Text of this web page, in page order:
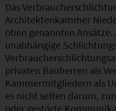
Das
Architektenkammer
oben genannten
unabhängige
privaten Bauherren als
Kammermitgliedern als
es nicht selten darum,
oder gestörte